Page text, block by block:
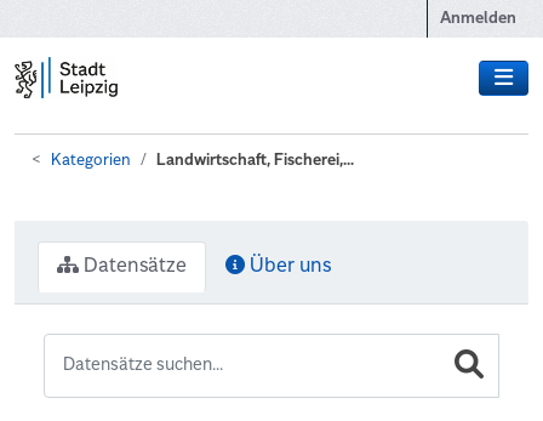
Anmelden
Kategorien Landwirtschaft, Fischerei,...
Datensätze Über uns